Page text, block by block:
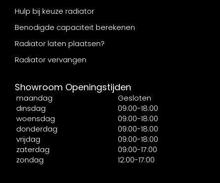
Hulp bij keuze radiator
Benodigde capaciteit berekenen
Radiator laten plaatsen?
Radiator vervangen
Showroom Openingstijden
maandag
Gesloten
dinsdag
09:00-18:00
woensdag
09:00-18:00
donderdag
09:00-18:00
vrijdag
09:00-18:00
zaterdag
09:00-17:00
zondag
12:00-17:00